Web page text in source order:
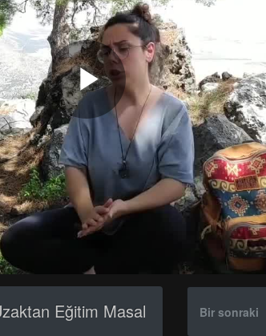
Play
Video
Eğitim Masal Bir sonraki